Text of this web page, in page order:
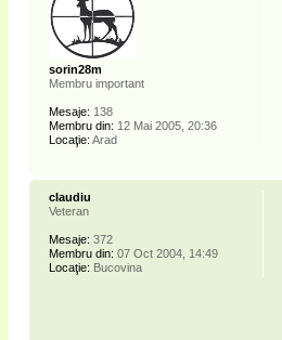
sorin28m
Membru important
Mesaje: 138
Membru din: 12 Mai 2005, 20:36
Locaţie: Arad
claudiu
Veteran
Mesaje: 372
Membru din: 07 Oct 2004, 14:49
Locaţie: Bucovina